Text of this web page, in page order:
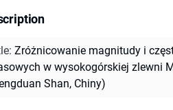
: Zróżnicowanie magnitudy i
w wysokogórskiej zlewni
Shan, Chiny)